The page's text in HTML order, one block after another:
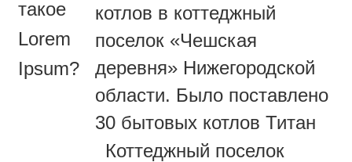
котлов в коттеджный
поселок «Чешская
деревня» Нижегородской
области. Было поставлено
30 бытовых котлов Титан
Коттеджный поселок